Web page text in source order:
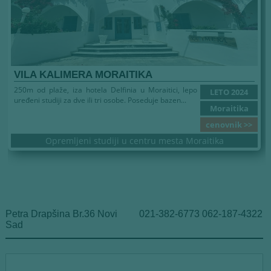
VILA KALIMERA MORAITIKA
LETO 2024
Moraitika
cenovnik >>
250m od plaže, iza hotela Delfinia u Moraitici, lepo
uređeni studiji za dve ili tri osobe. Poseduje bazen...
Opremljeni studiji u centru mesta Moraitika
Petra Drapšina Br.36 Novi
Sad
021-382-6773 062-187-4322